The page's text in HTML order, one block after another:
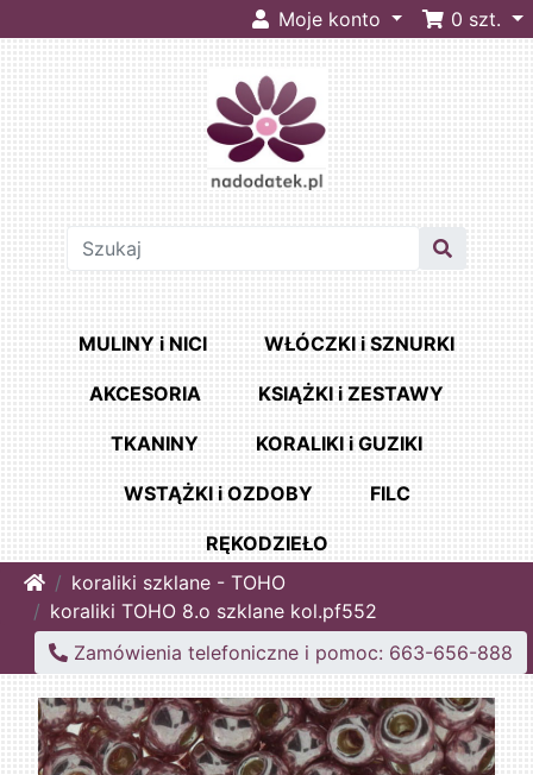
Moje konto 0 szt.
MULINY i NICI WŁÓCZKI i SZNURKI
AKCESORIA KSIĄŻKI i ZESTAWY
TKANINY KORALIKI i GUZIKI
WSTĄŻKI i OZDOBY FILC
RĘKODZIEŁO
Homekoraliki szklane - TOHO
koraliki TOHO 8.o szklane kol.pf552
Zamówienia telefoniczne i pomoc: 663-656-888